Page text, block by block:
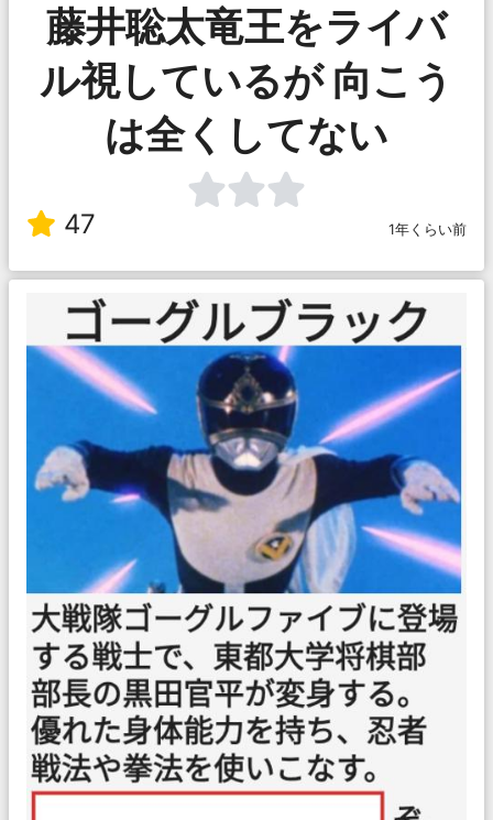
藤井聡太竜王をライバ
ル視しているが 向こう
は全くしてない
47 1年くらい前